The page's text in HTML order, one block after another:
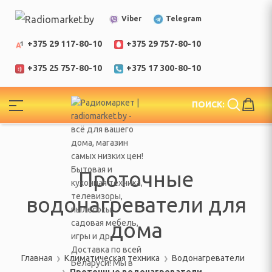
Viber Telegram
+375 29 117-80-10 +375 29 757-80-10
+375 25 757-80-10
+375 17 300-80-10
ПОИСК:
Проточные
водонагреватели для
дома
Главная Климатическая техника
Водонагреватели